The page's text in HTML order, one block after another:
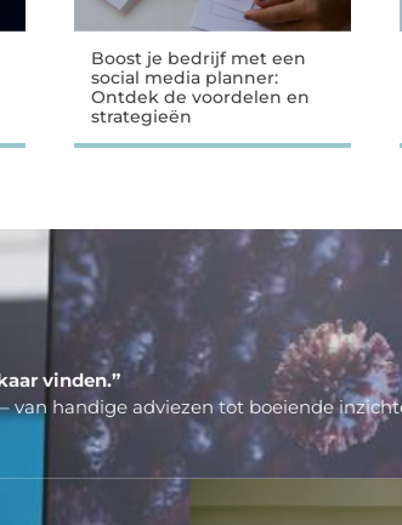
Boost je bedrijf met een
social media planner:
Ontdek de voordelen en
strategieën
vinden.”
van handige adviezen tot boeiende